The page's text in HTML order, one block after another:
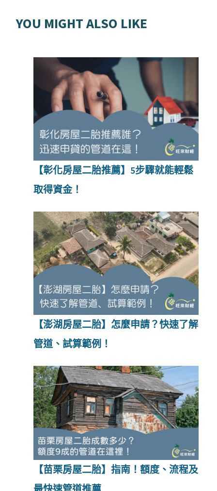
YOU MIGHT ALSO LIKE
【彰化房屋二胎推薦】5步驟就能輕鬆
取得資金！
【澎湖房屋二胎】怎麼申請？快速了解
管道、試算範例！
【苗栗房屋二胎】指南！額度、流程及